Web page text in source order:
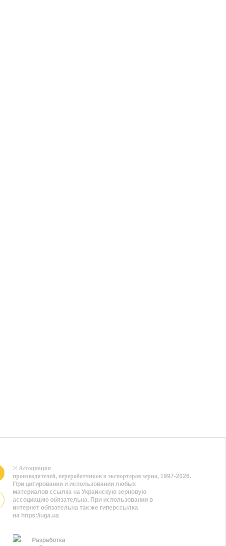
© Ассоциация
производителей, переработчиков и экспортеров зерна, 1997-2026.
При цитировании и использовании любых
материалов ссылка на Украинскую зерновую
ассоциацию обязательна. При использовании в
интернет обязательна так же гиперссылка
на https://uga.ua
Разработка